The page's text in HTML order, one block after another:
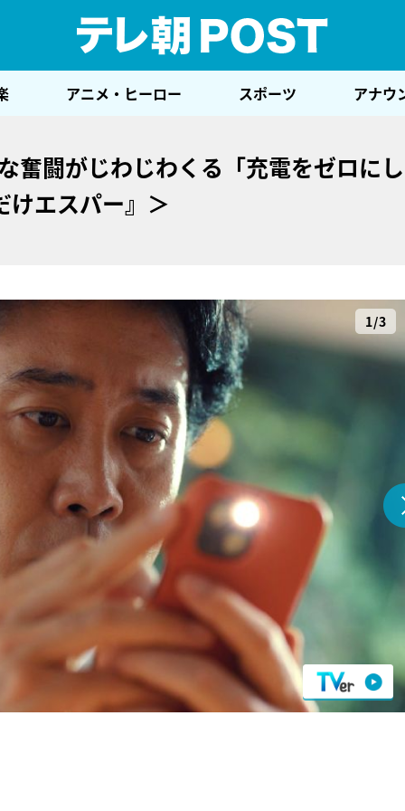
アニメ・ヒーロー スポーツ アナウ
奮闘がじわじわくる「充電をゼロに
けエスパー』＞
1/3
『アイ＝ラブ！げーみ
E齋藤樹愛羅＆佐々木舞
ビュー